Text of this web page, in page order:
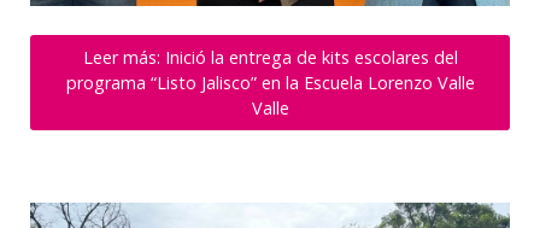
Leer más: Inició la entrega de kits escolares del
programa “Listo Jalisco” en la Escuela Lorenzo Valle
Valle